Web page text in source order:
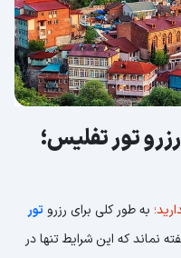
تور تفلیس؛
به طور کلی برای رزرو تور
نماند که این شرایط تنها در